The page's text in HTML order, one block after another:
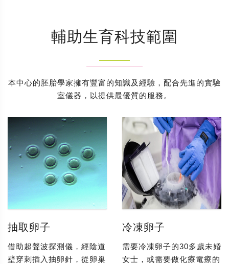
輔助生育科技範圍
本中心的胚胎學家擁有豐富的知識及經驗，配合先進的實驗
室儀器，以提供最優質的服務。
抽取卵子
借助超聲波探測儀，經陰道
壁穿刺插入抽卵針，從卵巢
冷凍卵子
需要冷凍卵子的30多歲未婚
女士，或需要做化療電療的